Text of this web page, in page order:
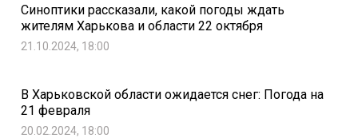
Синоптики рассказали, какой погоды ждать
жителям Харькова и области 22 октября
21.10.2024, 18:00
В Харьковской области ожидается снег: Погода на
21 февраля
20.02.2024, 18:00